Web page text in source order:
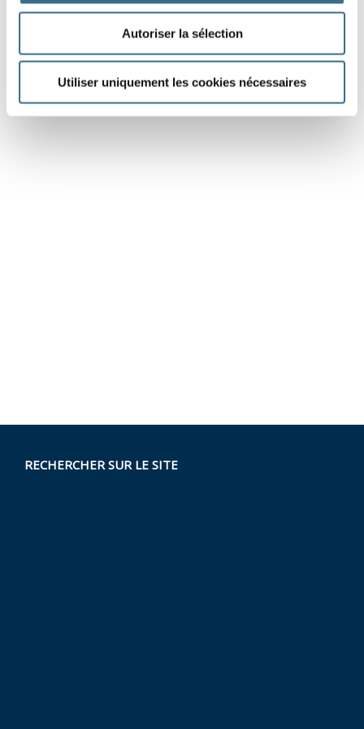
Autoriser la sélection
Utiliser uniquement les cookies nécessaires
RECHERCHER SUR LE SITE